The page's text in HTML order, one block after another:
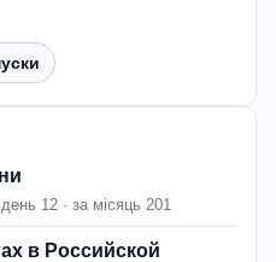
12 · за місяць 201
в Российской